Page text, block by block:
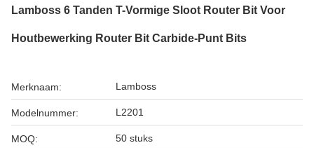
Lamboss 6 Tanden T-Vormige Sloot Router Bit Voor
Houtbewerking Router Bit Carbide-Punt Bits
Merknaam: Lamboss
Modelnummer: L2201
MOQ: 50 stuks